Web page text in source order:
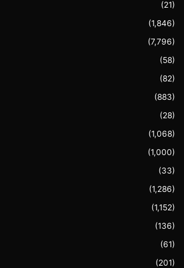
(21)
(1,846)
(7,796)
(58)
(82)
(883)
(28)
(1,068)
(1,000)
(33)
(1,286)
(1,152)
(136)
(61)
(201)